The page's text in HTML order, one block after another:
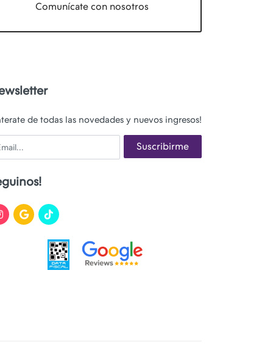
Comunícate con nosotros
de todas las novedades y nuevos ingresos!
Suscribirme